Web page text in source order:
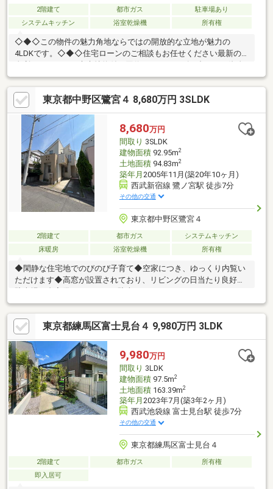
2階建て 都市ガス
駐車場あり
システムキッチン
浴室乾燥機 所有権
◇◆◇この物件の魅力角地ならではの開放的な立地が魅力の
4LDKです。◇◆◇住宅ローンのご相談もお任せください最新の
計画をご提案させて頂きます。メガバンクから地銀・信金、ネッ
ト銀行まで、ご要望に合わせてお手続きをサポートします。
◇◆◇白馬のサポート社外ファイナンシャルプランナーによる、
住宅購入以外のライフプランも含めたご提案も無料サポート。安
心の住宅設備延長保証もご利用頂けます。グループの白馬建設に
て注文建築、リフォーム・リノベのご相談を承ります。ワンスト
ップサービスを提供いたしますのでご相談ください。
東京都中野区鷺宮４ 8,680万円 3SLDK
8,680万円
間取り 3SLDK
建物面積92.95m2
土地面積94.83m2
築年月 2005年11月(築20年10ヶ月)
西武新宿線 鷺ノ宮駅 徒歩7分
その他の交通
東京都中野区鷺宮４
2階建て 都市ガス
システムキッチン
床暖房
浴室乾燥機 所有権
◆閑静な住宅地でのびのび子育て◆空家につき、ゆっくり内覧い
ただけます◆高窓が設置されており、リビングの日当たり良好◆
駐車場１台完備（ハイルーフ駐車可）
東京都練馬区富士見台４ 9,980万円 3LDK
9,980万円
間取り 3LDK
建物面積97.5m2
土地面積163.39m2
築年月 2023年7月(築3年2ヶ月)
西武池袋線 富士見台駅 徒歩7分
その他の交通
東京都練馬区富士見台４
2階建て 都市ガス
所有権
即入居可